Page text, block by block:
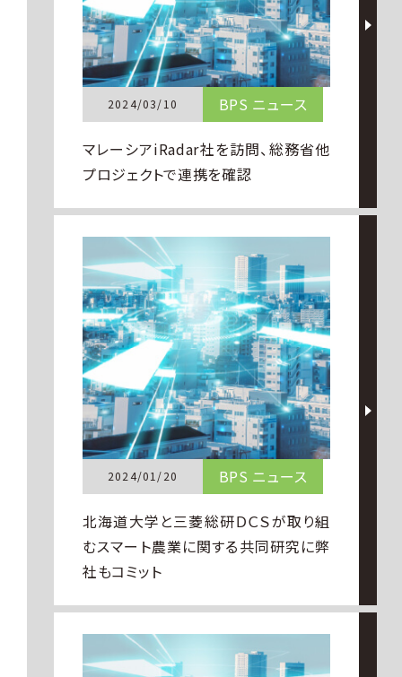
2024/03/10 BPS ニュース
マレーシアiRadar社を訪問、総務省他
プロジェクトで連携を確認
2024/01/20 BPS ニュース
北海道大学と三菱総研ＤＣＳが取り組
むスマート農業に関する共同研究に弊
社もコミット